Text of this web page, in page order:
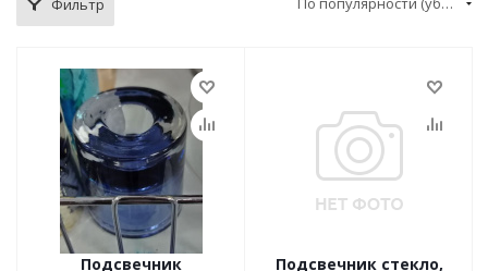
Фильтр
Подсвечник
Подсвечник стекло,